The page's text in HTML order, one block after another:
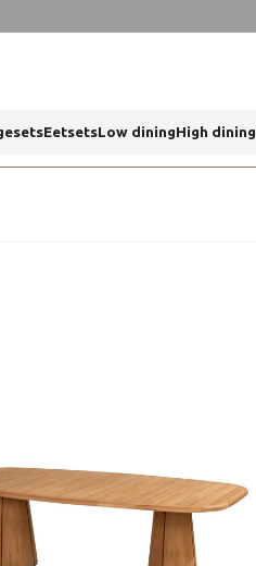
EetsetsLow diningHigh dining
cm 4 seasons outdoor